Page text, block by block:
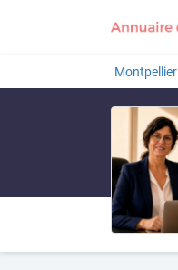
Montpellier